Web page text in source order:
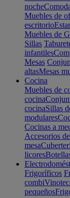
noche
Muebles de
escritorio
Muebles de
Sillas
infantiles
Mesas
altasMesas
Cocina
Muebles de
cocina
cocinaSillas
modulares
Cocinas a
Accesorios
mesa
licores
Frigoríficos
combi
pequeños